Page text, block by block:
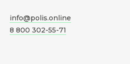
info@polis.online
8 800 302-55-71